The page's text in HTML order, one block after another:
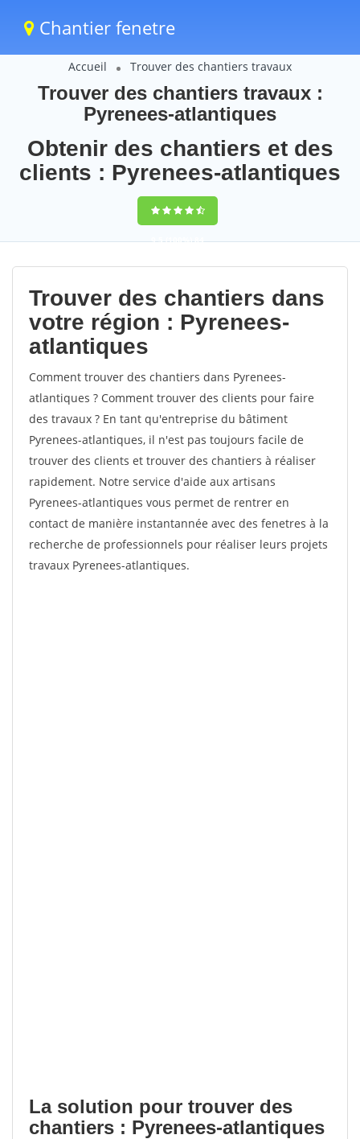
Chantier fenetre
Accueil Trouver des chantiers travaux
Trouver des chantiers travaux :
Pyrenees-atlantiques
Obtenir des chantiers et des
clients : Pyrenees-atlantiques
9,5(100%)84
votes
Trouver des chantiers dans
votre région : Pyrenees-
atlantiques
Comment trouver des chantiers dans Pyrenees-
atlantiques ? Comment trouver des clients pour faire
des travaux ? En tant qu'entreprise du bâtiment
Pyrenees-atlantiques, il n'est pas toujours facile de
trouver des clients et trouver des chantiers à réaliser
rapidement. Notre service d'aide aux artisans
Pyrenees-atlantiques vous permet de rentrer en
contact de manière instantannée avec des fenetres à la
recherche de professionnels pour réaliser leurs projets
travaux Pyrenees-atlantiques.
La solution pour trouver des
chantiers : Pyrenees-atlantiques